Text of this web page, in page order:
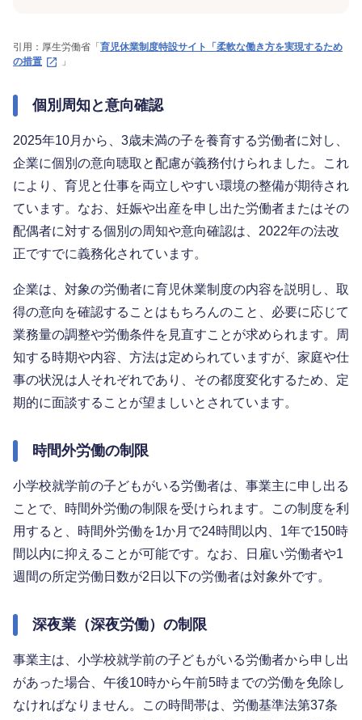
引用：厚生労働省「 育児休業制度特設サイト「柔軟な働き方を実現するため
の措置
」
個別周知と意向確認
2025年10月から、3歳未満の子を養育する労働者に対し、
企業に個別の意向聴取と配慮が義務付けられました。これ
により、育児と仕事を両立しやすい環境の整備が期待され
ています。なお、妊娠や出産を申し出た労働者またはその
配偶者に対する個別の周知や意向確認は、2022年の法改
正ですでに義務化されています。
企業は、対象の労働者に育児休業制度の内容を説明し、取
得の意向を確認することはもちろんのこと、必要に応じて
業務量の調整や労働条件を見直すことが求められます。周
知する時期や内容、方法は定められていますが、家庭や仕
事の状況は人それぞれであり、その都度変化するため、定
期的に面談することが望ましいとされています。
時間外労働の制限
小学校就学前の子どもがいる労働者は、事業主に申し出る
ことで、時間外労働の制限を受けられます。この制度を利
用すると、時間外労働を1か月で24時間以内、1年で150時
間以内に抑えることが可能です。なお、日雇い労働者や1
週間の所定労働日数が2日以下の労働者は対象外です。
深夜業（深夜労働）の制限
事業主は、小学校就学前の子どもがいる労働者から申し出
があった場合、午後10時から午前5時までの労働を免除し
なければなりません。この時間帯は、労働基準法第37条